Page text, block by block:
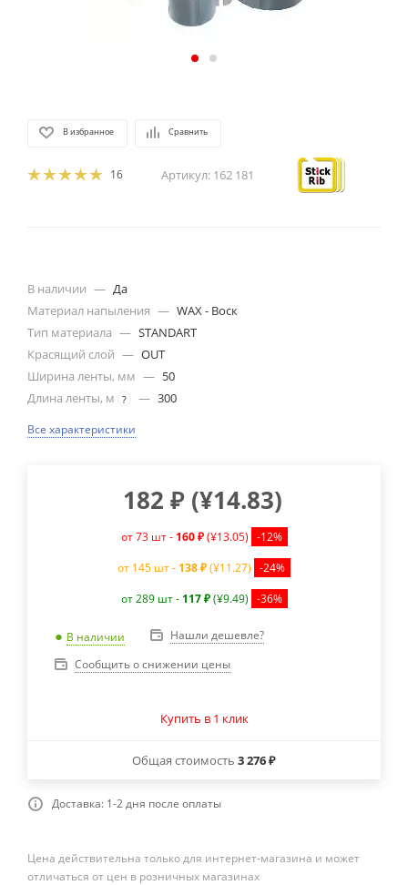
В избранное Сравнить
16 Артикул: 162 181
В наличии — Да
Материал напыления — WAX - Воск
Тип материала — STANDART
Красящий слой — OUT
Ширина ленты, мм — 50
Длина ленты, м ? — 300
Все характеристики
182 ₽ (¥14.83)
от 73 шт - 160 ₽ (¥13.05) -12%
от 145 шт - 138 ₽(¥11.27) -24%
от 289 шт - 117 ₽ (¥9.49) -36%
В наличии
Нашли дешевле?
Сообщить о снижении цены
Купить в 1 клик
Общая стоимость 3 276 ₽
Доставка: 1-2 дня после оплаты
Цена действительна только для интернет-магазина и может
отличаться от цен в розничных магазинах